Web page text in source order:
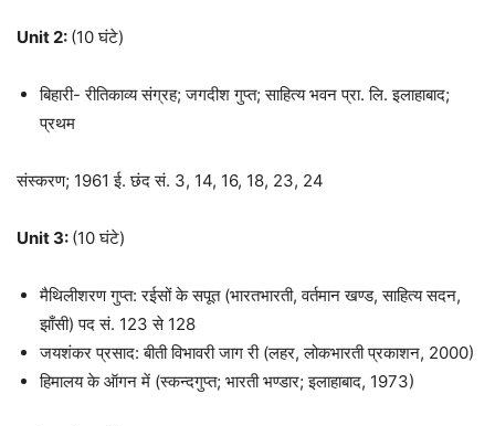
Unit 2: (10 घंटे)
बिहारी- रीतिकाव्य संग्रह; जगदीश गुप्त; साहित्य भवन प्रा. लि. इलाहाबाद;
प्रथम
संस्करण; 1961 ई. छंद सं. 3, 14, 16, 18, 23, 24
Unit 3: (10 घंटे)
मैथिलीशरण गुप्त: रईसों के सपूत (भारतभारती, वर्तमान खण्ड, साहित्य सदन,
झाँसी) पद सं. 123 से 128
जयशंकर प्रसाद: बीती विभावरी जाग री (लहर, लोकभारती प्रकाशन, 2000)
हिमालय के ऑगन में (स्कन्दगुप्त; भारती भण्डार; इलाहाबाद, 1973)